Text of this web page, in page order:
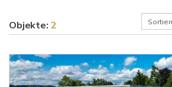
Objekte: 2